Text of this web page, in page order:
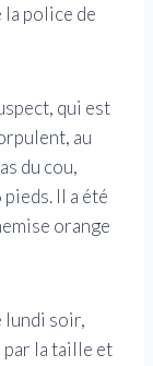
la police de
qui est
au
du cou,
Il a été
orange
lundi soir,
par la taille et